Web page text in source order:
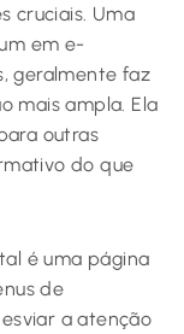
cruciais. Uma
em e-
geralmente faz
mais ampla. Ela
outras
do que
é uma página
de
a atenção